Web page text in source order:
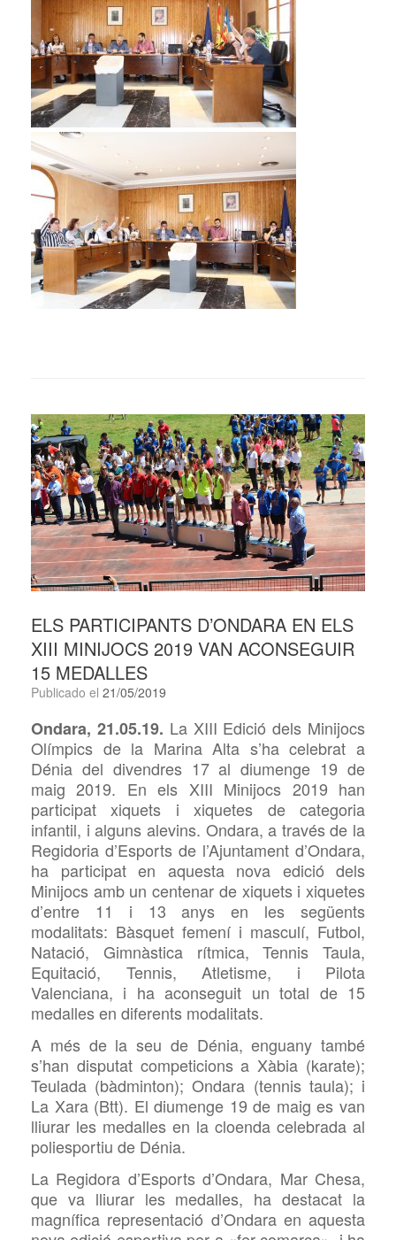
ELS PARTICIPANTS D’ONDARA EN ELS
XIII MINIJOCS 2019 VAN ACONSEGUIR
15 MEDALLES
Publicado el 21/05/2019
Ondara, 21.05.19. La XIII Edició dels Minijocs
Olímpics de la Marina Alta s’ha celebrat a
Dénia del divendres 17 al diumenge 19 de
maig 2019. En els XIII Minijocs 2019 han
participat xiquets i xiquetes de categoria
infantil, i alguns alevins. Ondara, a través de la
Regidoria d’Esports de l’Ajuntament d’Ondara,
ha participat en aquesta nova edició dels
Minijocs amb un centenar de xiquets i xiquetes
d’entre 11 i 13 anys en les següents
modalitats: Bàsquet femení i masculí, Futbol,
Natació, Gimnàstica rítmica, Tennis Taula,
Equitació, Tennis, Atletisme, i Pilota
Valenciana, i ha aconseguit un total de 15
medalles en diferents modalitats.
A més de la seu de Dénia, enguany també
s’han disputat competicions a Xàbia (karate);
Teulada (bàdminton); Ondara (tennis taula); i
La Xara (Btt). El diumenge 19 de maig es van
lliurar les medalles en la cloenda celebrada al
poliesportiu de Dénia.
La Regidora d’Esports d’Ondara, Mar Chesa,
que va lliurar les medalles, ha destacat la
magnífica representació d’Ondara en aquesta